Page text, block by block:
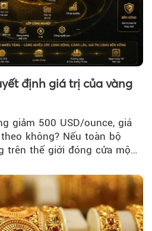
định giá trị của vàng
giảm 500 USD/ounce, giá
không? Nếu toàn bộ
trên thế giới đóng cửa một